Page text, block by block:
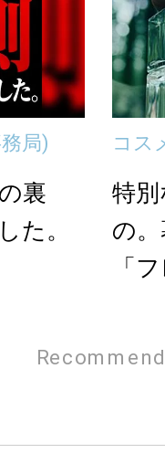
局)
裏
た。
コス
特別
の
「